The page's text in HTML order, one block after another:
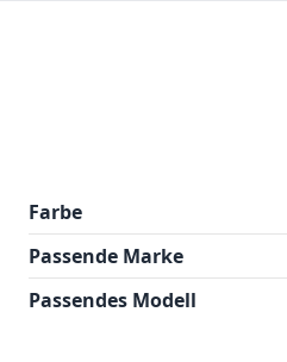
Farbe
Passende Marke
Passendes Modell